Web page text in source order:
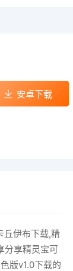
安卓下载
丘伊布下载,精
分享精灵宝可
版v1.0下载的